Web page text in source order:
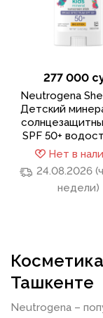
277 000
Neutrogena
Детский
SPF 50+
Нет в
24.08.2026
недели)
Ташкенте
Neutrogena –